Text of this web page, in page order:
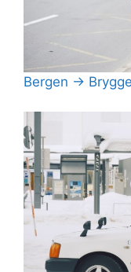
Bergen →